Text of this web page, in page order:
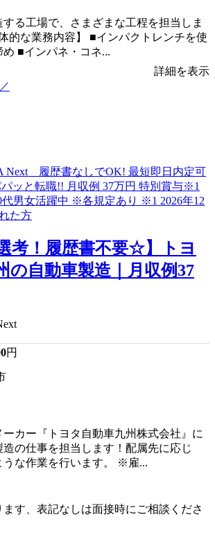
する工場で、さまざまな工程を担当しま
な業務内容】 ■インパクトレンチを使
め ■インパネ・コネ...
詳細を表示
考！履歴書不要☆】トヨ
の自動車製造｜月収例37
円
ーカー『トヨタ自動車九州株式会社』に
の仕事を担当します！配属先に応じ
うな作業を行います。 ※雇...
す、表記なしは面接時にご相談くださ